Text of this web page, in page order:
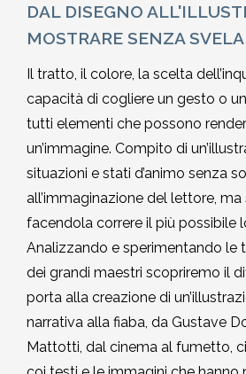
DAL DISEGNO
MOSTRARE SENZA
Il tratto, il colore, la scelta
capacità di cogliere un gesto o
tutti elementi che possono
un’immagine. Compito di
situazioni e stati d’animo senza
all’immaginazione del lettore,
facendola correre il più possibile
Analizzando e sperimentando le
dei grandi maestri scopriremo il
porta alla creazione di
narrativa alla fiaba, da Gustave
Mattotti, dal cinema al fumetto,